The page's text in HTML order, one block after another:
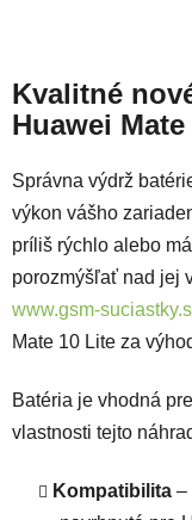
Kvalitné
Huawei
Správna výdrž
výkon vášho
príliš rýchlo alebo
porozmýšľať nad jej
www.gsm-
Mate 10 Lite za
Batéria je vhodná
vlastnosti tejto
Kompatibilita –